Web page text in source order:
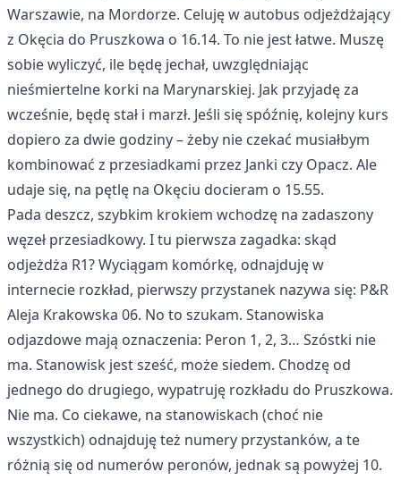
Warszawie, na Mordorze. Celuję w autobus odjeżdżający
z Okęcia do Pruszkowa o 16.14. To nie jest łatwe. Muszę
sobie wyliczyć, ile będę jechał, uwzględniając
nieśmiertelne korki na Marynarskiej. Jak przyjadę za
wcześnie, będę stał i marzł. Jeśli się spóźnię, kolejny kurs
dopiero za dwie godziny – żeby nie czekać musiałbym
kombinować z przesiadkami przez Janki czy Opacz. Ale
udaje się, na pętlę na Okęciu docieram o 15.55.
Pada deszcz, szybkim krokiem wchodzę na zadaszony
węzeł przesiadkowy. I tu pierwsza zagadka: skąd
odjeżdża R1? Wyciągam komórkę, odnajduję w
internecie rozkład, pierwszy przystanek nazywa się: P&R
Aleja Krakowska 06. No to szukam. Stanowiska
odjazdowe mają oznaczenia: Peron 1, 2, 3… Szóstki nie
ma. Stanowisk jest sześć, może siedem. Chodzę od
jednego do drugiego, wypatruję rozkładu do Pruszkowa.
Nie ma. Co ciekawe, na stanowiskach (choć nie
wszystkich) odnajduję też numery przystanków, a te
różnią się od numerów peronów, jednak są powyżej 10.